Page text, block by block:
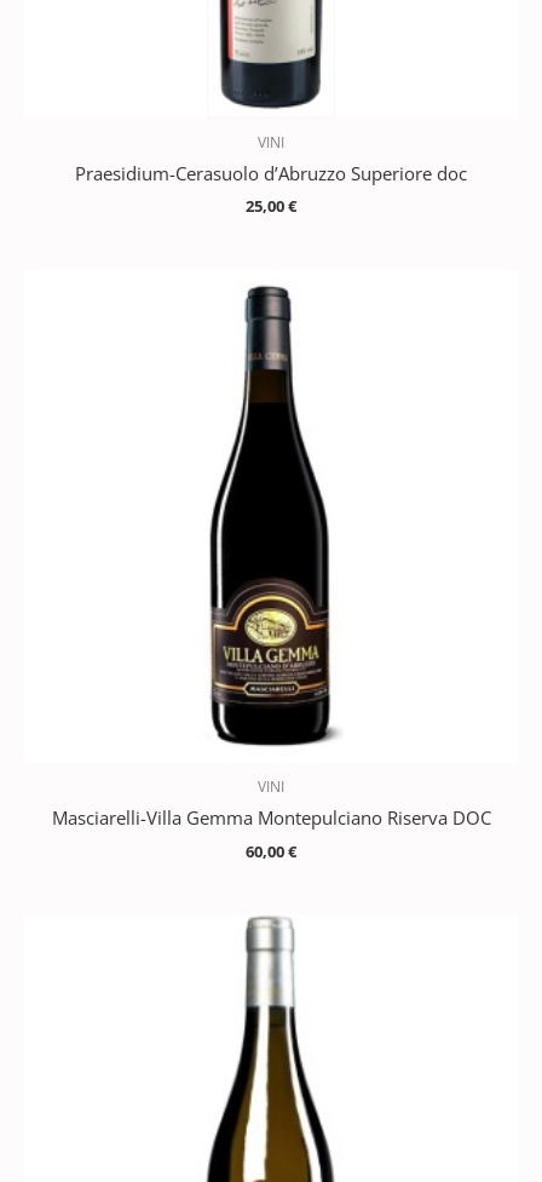
VINI
Praesidium-Cerasuolo d’Abruzzo Superiore doc
25,00€
VINI
Masciarelli-Villa Gemma Montepulciano Riserva DOC
60,00€